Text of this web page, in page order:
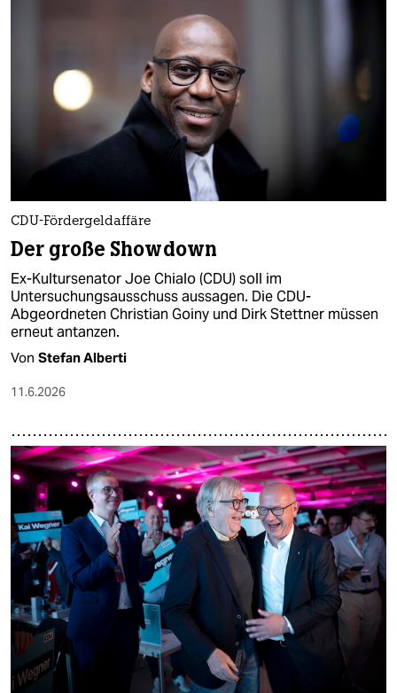
CDU-Fördergeldaffäre
Der große Showdown
Ex-Kultursenator Joe Chialo (CDU) soll im
Untersuchungsausschuss aussagen. Die CDU-
Abgeordneten Christian Goiny und Dirk Stettner müssen
erneut antanzen.
Von Stefan Alberti
11.6.2026